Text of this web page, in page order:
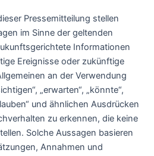
Pressemitteilung stellen
im Sinne der geltenden
Informationen
Ereignisse oder zukünftige
an der Verwendung
„erwarten“, „könnte“,
und ähnlichen Ausdrücken
zu erkennen, die keine
Solche Aussagen basieren
Annahmen und